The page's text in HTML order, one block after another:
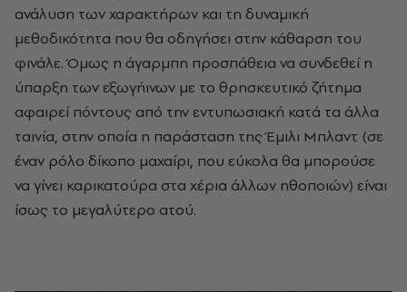
ανάλυση των χαρακτήρων και τη δυναμική
μεθοδικότητα που θα οδηγήσει στην κάθαρση του
φινάλε. Όμως η άγαρμπη προσπάθεια να συνδεθεί η
ύπαρξη των εξωγήινων με το θρησκευτικό ζήτημα
αφαιρεί πόντους από την εντυπωσιακή κατά τα άλλα
ταινία, στην οποία η παράσταση της Έμιλι Μπλαντ (σε
έναν ρόλο δίκοπο μαχαίρι, που εύκολα θα μπορούσε
να γίνει καρικατούρα στα χέρια άλλων ηθοποιών) είναι
ίσως το μεγαλύτερο ατού.